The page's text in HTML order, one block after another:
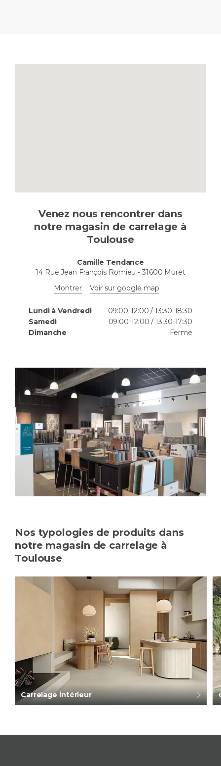
Venez nous rencontrer dans
notre magasin de carrelage à
Toulouse
Camille Tendance
14 Rue Jean François Romieu -31600 Muret
Montrer
Voir sur google map
Lundi à Vendredi
09:00-12:00 / 13:30-18:30
Samedi
09:00-12:00 / 13:30-17:30
Dimanche
Fermé
Nos typologies de produits dans
notre magasin de carrelage à
Toulouse
Carrelage intérieur